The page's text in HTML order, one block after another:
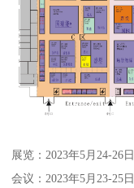
展览：2023年5月24-26日
会议：2023年5月23-25日